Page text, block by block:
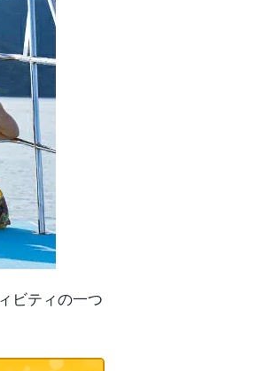
ビティの一つ